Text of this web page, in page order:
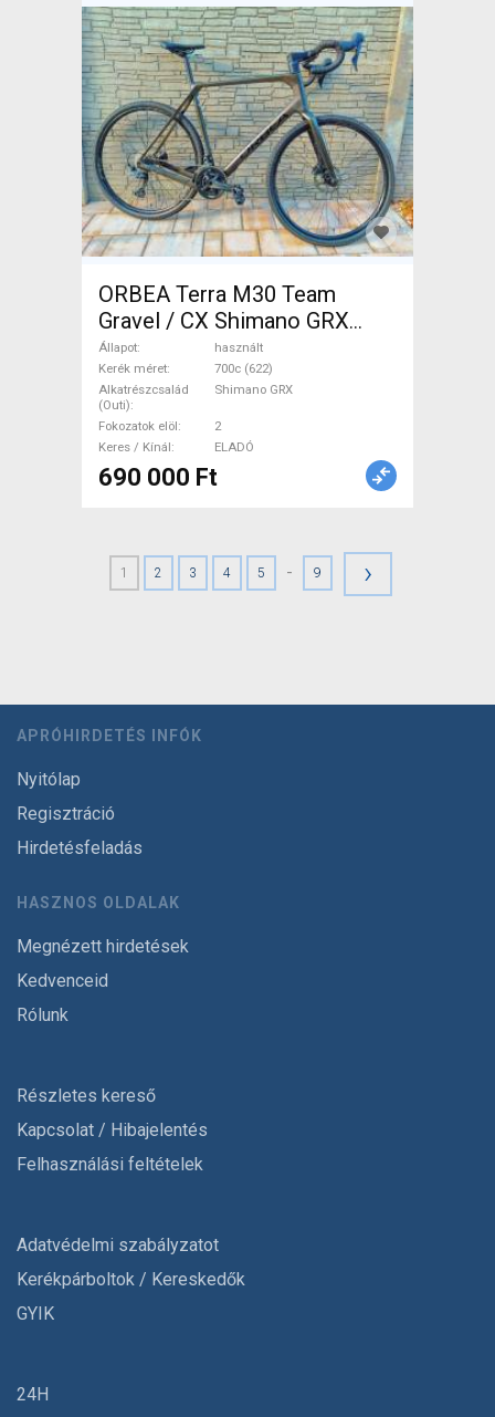
ORBEA Terra M30 Team
Gravel / CX Shimano GRX
tárcsafék használt ELADÓ
Állapot
használt
Kerék méret
700c (622)
Alkatrészcsalád
(Outi)
Shimano GRX
Fokozatok elöl
2
Keres / Kínál
ELADÓ
690 000 Ft
1 2 3 4 5 - 9 ›
APRÓHIRDETÉS INFÓK
Nyitólap
Regisztráció
Hirdetésfeladás
HASZNOS OLDALAK
Megnézett hirdetések
Kedvenceid
Rólunk
Részletes kereső
Kapcsolat / Hibajelentés
Felhasználási feltételek
Adatvédelmi szabályzatot
Kerékpárboltok / Kereskedők
GYIK
24H